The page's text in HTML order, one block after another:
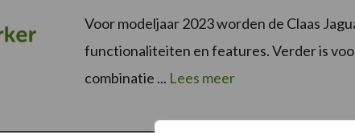
Voor modeljaar 2023 worden de Claas
functionaliteiten en features. Verder is
combinatie ... Lees meer